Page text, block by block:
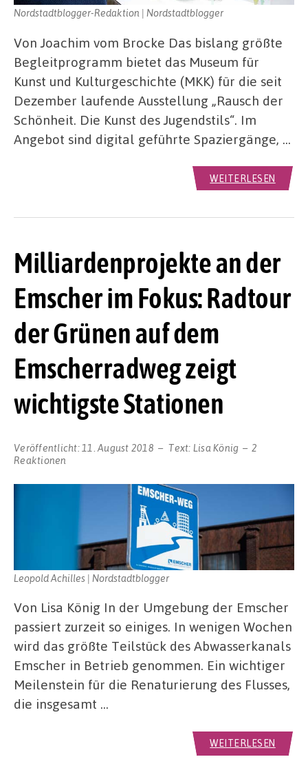
Nordstadtblogger-Redaktion | Nordstadtblogger
Von Joachim vom Brocke Das bislang größte
Begleitprogramm bietet das Museum für
Kunst und Kulturgeschichte (MKK) für die seit
Dezember laufende Ausstellung „Rausch der
Schönheit. Die Kunst des Jugendstils“. Im
Angebot sind digital geführte Spaziergänge, …
WEITERLESEN
Milliardenprojekte an der
Emscher im Fokus: Radtour
der Grünen auf dem
Emscherradweg zeigt
wichtigste Stationen
Veröffentlicht: 11. August 2018 Text: Lisa König
2
Reaktionen
Leopold Achilles | Nordstadtblogger
Von Lisa König In der Umgebung der Emscher
passiert zurzeit so einiges. In wenigen Wochen
wird das größte Teilstück des Abwasserkanals
Emscher in Betrieb genommen. Ein wichtiger
Meilenstein für die Renaturierung des Flusses,
die insgesamt …
WEITERLESEN